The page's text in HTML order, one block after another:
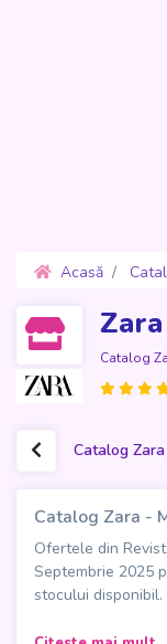
Acasă
Zara
Catalog
Catalog
Catalog Zara -
Ofertele din
Septembrie 2025
stocului disponibil.
Descoperiți stilul